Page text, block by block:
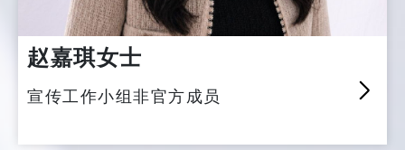
赵嘉琪女士
宣传工作小组非官方成员